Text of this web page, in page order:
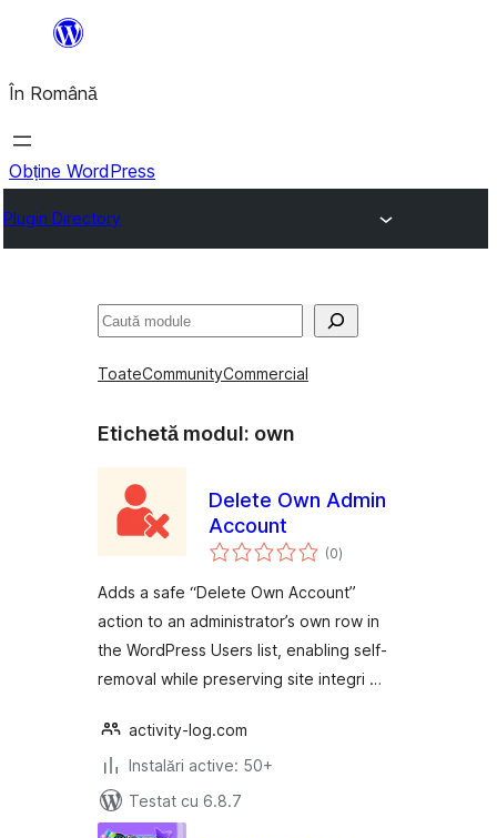
conținut
În Română
Obține WordPress
Plugin Directory
Caută
ToateCommunityCommercial
Etichetă modul: own
Delete Own Admin
Account
(0total
aprecieri
)
Adds a safe “Delete Own Account”
action to an administrator’s own row in
the WordPress Users list, enabling self-
removal while preserving site integri …
activity-log.com
Instalări active: 50+
Testat cu 6.8.7